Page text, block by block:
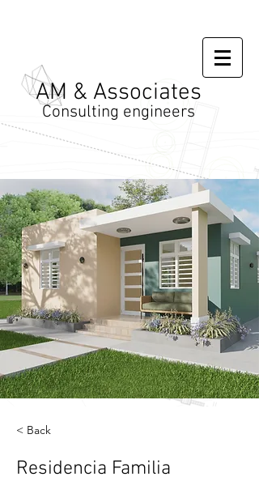
AM & Associates
Consulting engineers
< Back
Residencia Familia